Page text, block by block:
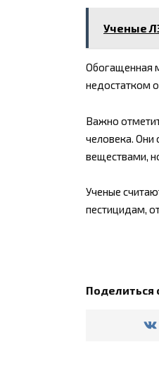
Ученые
Обогащенная
недостатком
Важно
человека. Они
веществами,
Ученые
пестицидам,
Поделиться